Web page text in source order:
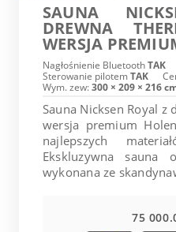
SAUNA
DREWNA
WERSJA
Nagłośnienie BluetoothTAK
Sterowanie pilotemTAK
Wym. zew:300 × 209 × 216
Sauna Nicksen Royal z
wersja premium
najlepszych
Ekskluzywna
wykonana ze
75